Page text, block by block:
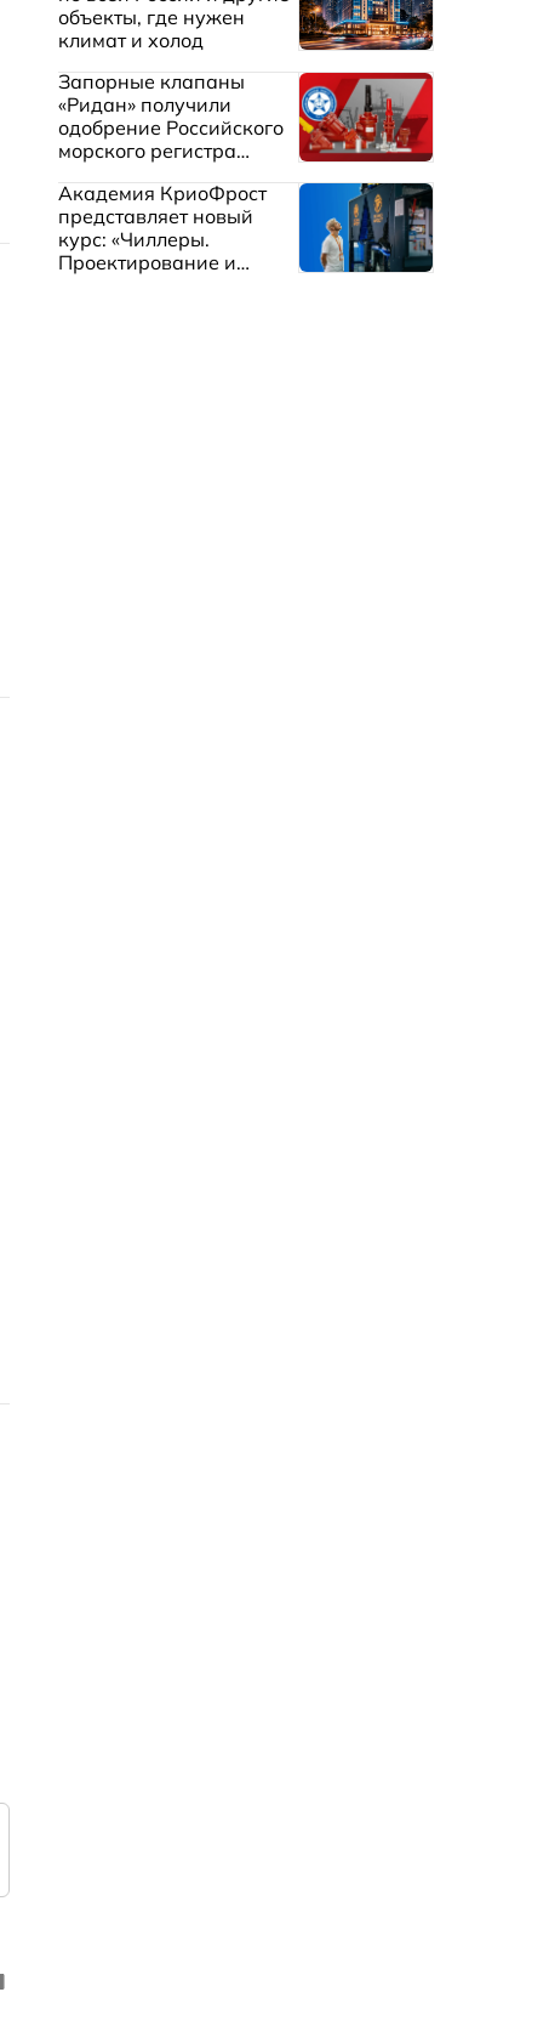
объекты, где нужен
климат и холод
Запорные клапаны
«Ридан» получили
одобрение Российского
морского регистра
Академия КриоФрост
представляет новый
курс: «Чиллеры.
Проектирование и